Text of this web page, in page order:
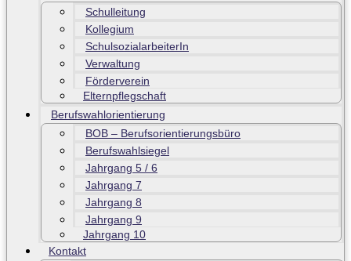
Schulleitung
Kollegium
SchulsozialarbeiterIn
Verwaltung
Förderverein
Elternpflegschaft
Berufswahlorientierung
BOB – Berufsorientierungsbüro
Berufswahlsiegel
Jahrgang 5 / 6
Jahrgang 7
Jahrgang 8
Jahrgang 9
Jahrgang 10
Kontakt